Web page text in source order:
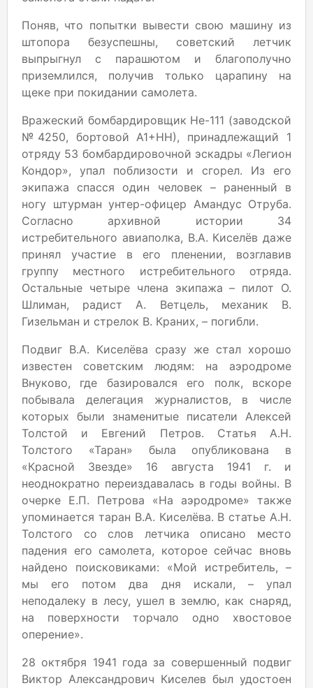
Поняв, что попытки вывести свою машину из
штопора безуспешны, советский летчик
выпрыгнул с парашютом и благополучно
приземлился, получив только царапину на
щеке при покидании самолета.
Вражеский бомбардировщик Не-111 (заводской
№4250, бортовой А1+НН), принадлежащий 1
отряду 53 бомбардировочной эскадры «Легион
Кондор», упал поблизости и сгорел. Из его
экипажа спасся один человек – раненный в
ногу штурман унтер-офицер Амандус Отруба.
Согласно архивной истории 34
истребительного авиаполка, В.А. Киселёв даже
принял участие в его пленении, возглавив
группу местного истребительного отряда.
Остальные четыре члена экипажа – пилот О.
Шлиман, радист А. Ветцель, механик В.
Гизельман и стрелок В. Краних, – погибли.
Подвиг В.А. Киселёва сразу же стал хорошо
известен советским людям: на аэродроме
Внуково, где базировался его полк, вскоре
побывала делегация журналистов, в числе
которых были знаменитые писатели Алексей
Толстой и Евгений Петров. Статья А.Н.
Толстого «Таран» была опубликована в
«Красной Звезде» 16 августа 1941 г. и
неоднократно переиздавалась в годы войны. В
очерке Е.П. Петрова «На аэродроме» также
упоминается таран В.А. Киселёва. В статье А.Н.
Толстого со слов летчика описано место
падения его самолета, которое сейчас вновь
найдено поисковиками: «Мой истребитель, –
мы его потом два дня искали, – упал
неподалеку в лесу, ушел в землю, как снаряд,
на поверхности торчало одно хвостовое
оперение».
28 октября 1941 года за совершенный подвиг
Виктор Александрович Киселев был удостоен